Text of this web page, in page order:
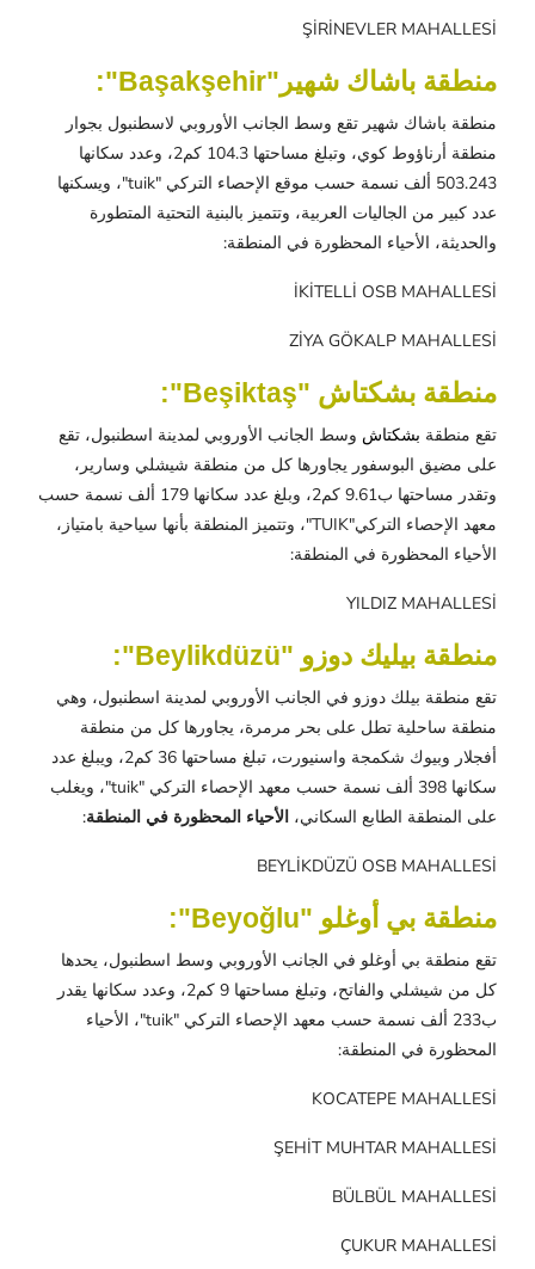
ŞİRİNEVLER MAHALLESİ
منطقة باشاك شهير"Başakşehir":
منطقة باشاك شهير تقع وسط الجانب الأوروبي لاسطنبول بجوار
منطقة أرناؤوط كوي، وتبلغ مساحتها 104.3 كم2، وعدد سكانها
503.243 ألف نسمة حسب موقع الإحصاء التركي "tuik"، ويسكنها
عدد كبير من الجاليات العربية، وتتميز بالبنية التحتية المتطورة
والحديثة، الأحياء المحظورة في المنطقة:
İKİTELLİ OSB MAHALLESİ
ZİYA GÖKALP MAHALLESİ
منطقة بشكتاش "Beşiktaş":
تقع منطقة بشكتاش وسط الجانب الأوروبي لمدينة اسطنبول، تقع
على مضيق البوسفور يجاورها كل من منطقة شيشلي وسارير،
وتقدر مساحتها ب9.61 كم2، وبلغ عدد سكانها 179 ألف نسمة حسب
معهد الإحصاء التركي"TUIK"، وتتميز المنطقة بأنها سياحية بامتياز،
الأحياء المحظورة في المنطقة:
YILDIZ MAHALLESİ
منطقة بيليك دوزو "Beylikdüzü":
تقع منطقة بيلك دوزو في الجانب الأوروبي لمدينة اسطنبول، وهي
منطقة ساحلية تطل على بحر مرمرة، يجاورها كل من منطقة
أفجلار وبيوك شكمجة واسنيورت، تبلغ مساحتها 36 كم2، ويبلغ عدد
سكانها 398 ألف نسمة حسب معهد الإحصاء التركي "tuik"، ويغلب
على المنطقة الطابع السكاني، الأحياء المحظورة في المنطقة:
BEYLİKDÜZÜ OSB MAHALLESİ
منطقة بي أوغلو "Beyoğlu":
تقع منطقة بي أوغلو في الجانب الأوروبي وسط اسطنبول، يحدها
كل من شيشلي والفاتح، وتبلغ مساحتها 9 كم2، وعدد سكانها يقدر
ب233 ألف نسمة حسب معهد الإحصاء التركي "tuik"، الأحياء
المحظورة في المنطقة:
KOCATEPE MAHALLESİ
ŞEHİT MUHTAR MAHALLESİ
BÜLBÜL MAHALLESİ
ÇUKUR MAHALLESİ